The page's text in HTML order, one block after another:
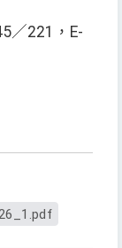
／221，E-